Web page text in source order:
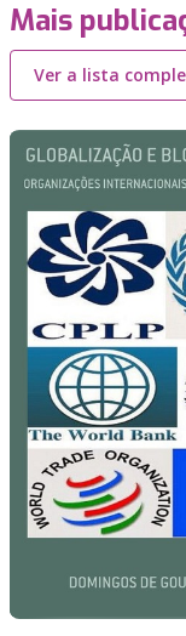
Mais
Ver a lista